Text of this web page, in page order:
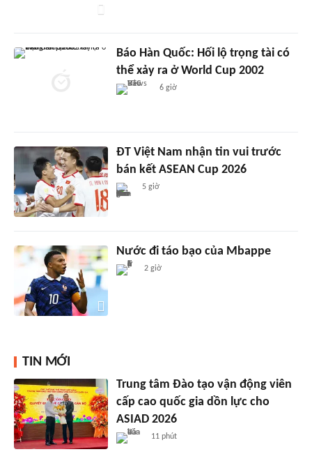
Báo Hàn Quốc: Hối lộ trọng tài có
thể xảy ra ở World Cup 2002
6 giờ
ĐT Việt Nam nhận tin vui trước
bán kết ASEAN Cup 2026
5 giờ
Nước đi táo bạo của Mbappe
2 giờ
TIN MỚI
Trung tâm Đào tạo vận động viên
cấp cao quốc gia dồn lực cho
ASIAD 2026
11 phút